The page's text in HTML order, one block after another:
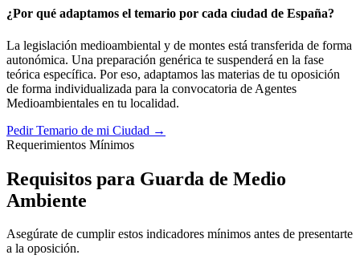
¿Por qué adaptamos el temario por cada ciudad de España?
La legislación medioambiental y de montes está transferida de forma
autonómica. Una preparación genérica te suspenderá en la fase
teórica específica. Por eso, adaptamos las materias de tu oposición
de forma individualizada para la convocatoria de Agentes
Medioambientales en tu localidad.
Pedir Temario de mi Ciudad →
Requerimientos Mínimos
Requisitos para Guarda de Medio
Ambiente
Asegúrate de cumplir estos indicadores mínimos antes de presentarte
a la oposición.